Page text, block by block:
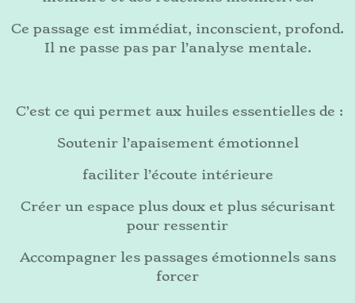
Ce passage est immédiat, inconscient, profond.
Il ne passe pas par l’analyse mentale.
C’est ce qui permet aux huiles essentielles de :
Soutenir l’apaisement émotionnel
faciliter l’écoute intérieure
Créer un espace plus doux et plus sécurisant
pour ressentir
Accompagner les passages émotionnels sans
forcer